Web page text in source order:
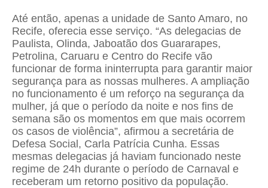
Até então, apenas a unidade de Santo Amaro, no
Recife, oferecia esse serviço. “As delegacias de
Paulista, Olinda, Jaboatão dos Guararapes,
Petrolina, Caruaru e Centro do Recife vão
funcionar de forma ininterrupta para garantir maior
segurança para as nossas mulheres. A ampliação
no funcionamento é um reforço na segurança da
mulher, já que o período da noite e nos fins de
semana são os momentos em que mais ocorrem
os casos de violência”, afirmou a secretária de
Defesa Social, Carla Patrícia Cunha. Essas
mesmas delegacias já haviam funcionado neste
regime de 24h durante o período de Carnaval e
receberam um retorno positivo da população.